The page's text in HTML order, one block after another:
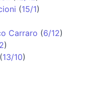
(15/1)
Carraro (6/12)
)
(13/10)